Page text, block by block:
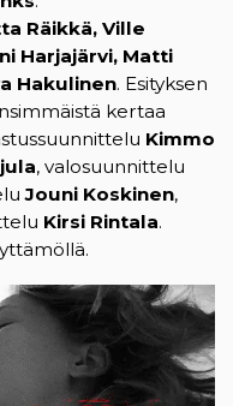
Räikkä, Ville
Harjajärvi, Matti
Hakulinen. Esityksen
kertaa
Kimmo
, valosuunnittelu
Jouni Koskinen,
Kirsi Rintala.